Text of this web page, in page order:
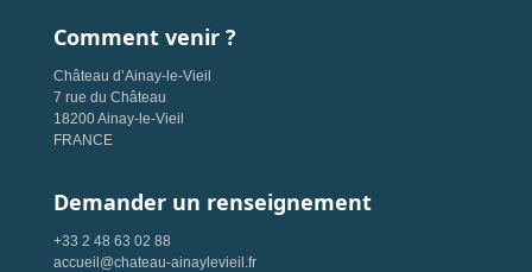
Comment venir ?
Château d’Ainay-le-Vieil
7 rue du Château
18200 Ainay-le-Vieil
FRANCE
Demander un renseignement
+33 2 48 63 02 88
accueil@chateau-ainaylevieil.fr